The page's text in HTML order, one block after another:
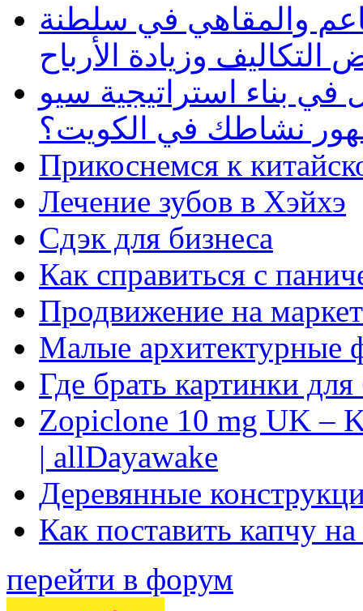
والمقاهي في سلطنة
وزيادة الأرباح
بناء استراتيجية سيو
نشاطك في الكويت؟
Прикоснемся к
Лечение зубов в Хэйхэ
Сдэк для бизнеса
Как справиться с
Продвижение на
Малые архитектурные
Где брать картинки
Zopiclone 10 mg UK –
| allDayawake
Деревянные
Как поставить капчу
перейти в форум